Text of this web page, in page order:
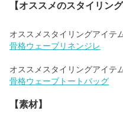
【オススメのスタイリング
骨格ウェーブリネンジレ
骨格ウェーブトートバッグ
【素材】